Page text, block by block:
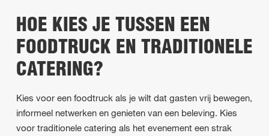
HOE KIES JE TUSSEN EEN
FOODTRUCK EN TRADITIONELE
CATERING?
Kies voor een foodtruck als je wilt dat gasten vrij bewegen,
informeel netwerken en genieten van een beleving. Kies
voor traditionele catering als het evenement een strak